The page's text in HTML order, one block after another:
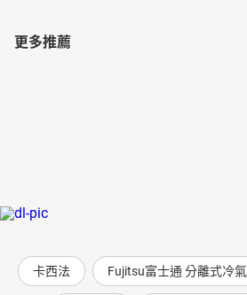
更多推薦
卡西法 Fujitsu富士通 分離式冷氣